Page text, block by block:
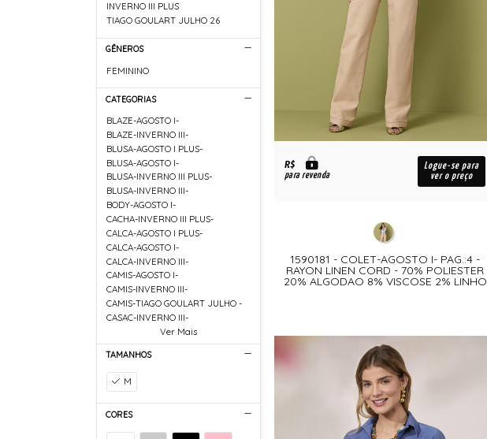
INVERNO III PLUS
TIAGO GOULART JULHO 26
GÊNEROS
FEMININO
CATEGORIAS
BLAZE-AGOSTO I-
BLAZE-INVERNO III-
BLUSA-AGOSTO I PLUS-
BLUSA-AGOSTO I-
BLUSA-INVERNO III PLUS-
BLUSA-INVERNO III-
BODY-AGOSTO I-
CACHA-INVERNO III PLUS-
CALCA-AGOSTO I PLUS-
CALCA-AGOSTO I-
CALCA-INVERNO III-
CAMIS-AGOSTO I-
CAMIS-INVERNO III-
CAMIS-TIAGO GOULART JULHO -
CASAC-INVERNO III-
Ver Mais
TAMANHOS
M
CORES
R$
para revenda
Logue-se para
ver o preço
1590181 - COLET-AGOSTO I- PAG.:4 -
RAYON LINEN CORD - 70% POLIESTER
20% ALGODAO 8% VISCOSE 2% LINHO